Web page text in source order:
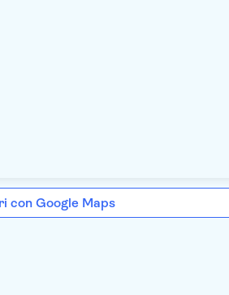
con Google Maps